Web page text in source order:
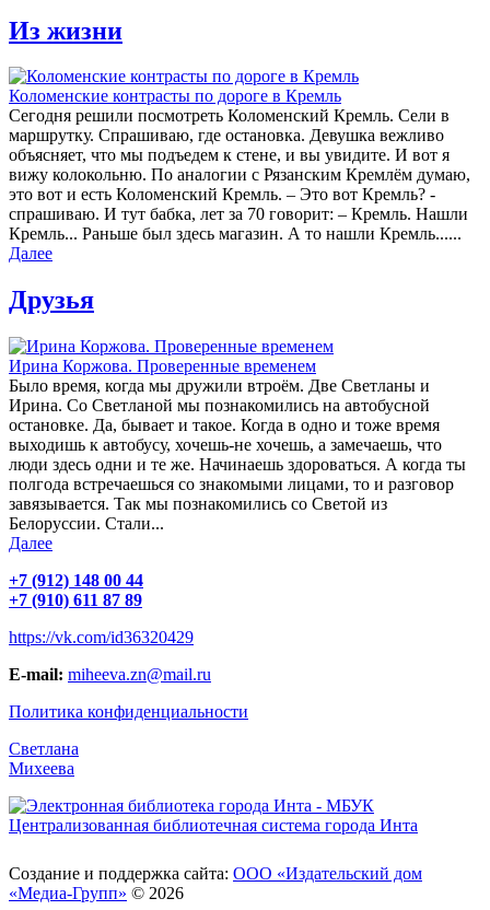
Из жизни
Коломенские контрасты по дороге в Кремль
Сегодня решили посмотреть Коломенский Кремль. Сели в
маршрутку. Спрашиваю, где остановка. Девушка вежливо
объясняет, что мы подъедем к стене, и вы увидите. И вот я
вижу колокольню. По аналогии с Рязанским Кремлём думаю,
это вот и есть Коломенский Кремль. – Это вот Кремль? -
спрашиваю. И тут бабка, лет за 70 говорит: – Кремль. Нашли
Кремль... Раньше был здесь магазин. А то нашли Кремль......
Далее
Друзья
Ирина Коржова. Проверенные временем
Было время, когда мы дружили втроём. Две Светланы и
Ирина. Со Светланой мы познакомились на автобусной
остановке. Да, бывает и такое. Когда в одно и тоже время
выходишь к автобусу, хочешь-не хочешь, а замечаешь, что
люди здесь одни и те же. Начинаешь здороваться. А когда ты
полгода встречаешься со знакомыми лицами, то и разговор
завязывается. Так мы познакомились со Светой из
Белоруссии. Стали...
Далее
+7 (912) 148 00 44
+7 (910) 611 87 89
https://vk.com/id36320429
Е-mail: miheeva.zn@mail.ru
Политика конфиденциальности
Светлана
Михеева
Создание и поддержка сайта: ООО «Издательский дом
«Медиа-Групп» © 2026